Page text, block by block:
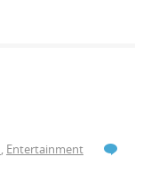
, Entertainment